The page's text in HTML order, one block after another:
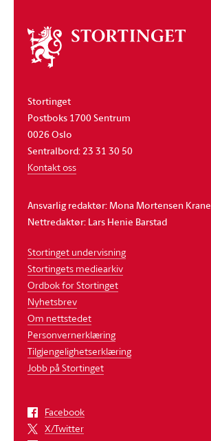
Om
stortinget
Stortinget
Postboks 1700 Sentrum
0026 Oslo
Sentralbord: 23 31 30 50
Kontakt oss
Ansvarlig redaktør: Mona Mortensen Krane
Nettredaktør: Lars Henie Barstad
Stortinget undervisning
Stortingets mediearkiv
Ordbok for Stortinget
Nyhetsbrev
Om nettstedet
Personvernerklæring
Tilgjengelighetserklæring
Jobb på Stortinget
Facebook
X/Twitter